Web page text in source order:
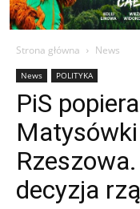
Strona główna News
News POLITYKA
PiS
decyzja